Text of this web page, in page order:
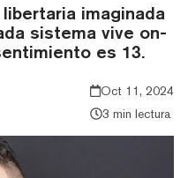
imaginada
sistema vive on-
es 13.
Oct 11, 2024
3 min lectura